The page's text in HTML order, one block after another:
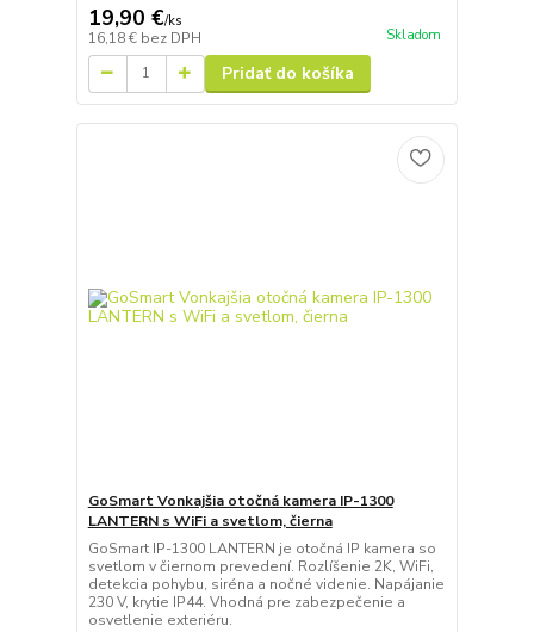
19,90 €/ks
16,18 € bez DPH Skladom
Pridať do košíka
GoSmart Vonkajšia otočná kamera IP-1300
LANTERN s WiFi a svetlom, čierna
GoSmart IP-1300 LANTERN je otočná IP kamera so
svetlom v čiernom prevedení. Rozlíšenie 2K, WiFi,
detekcia pohybu, siréna a nočné videnie. Napájanie
230 V, krytie IP44. Vhodná pre zabezpečenie a
osvetlenie exteriéru.